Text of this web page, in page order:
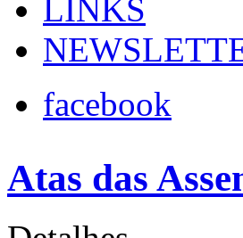
LINKS
facebook
Atas das